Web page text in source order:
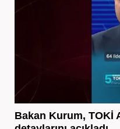
Bakan Kurum, TOKİ